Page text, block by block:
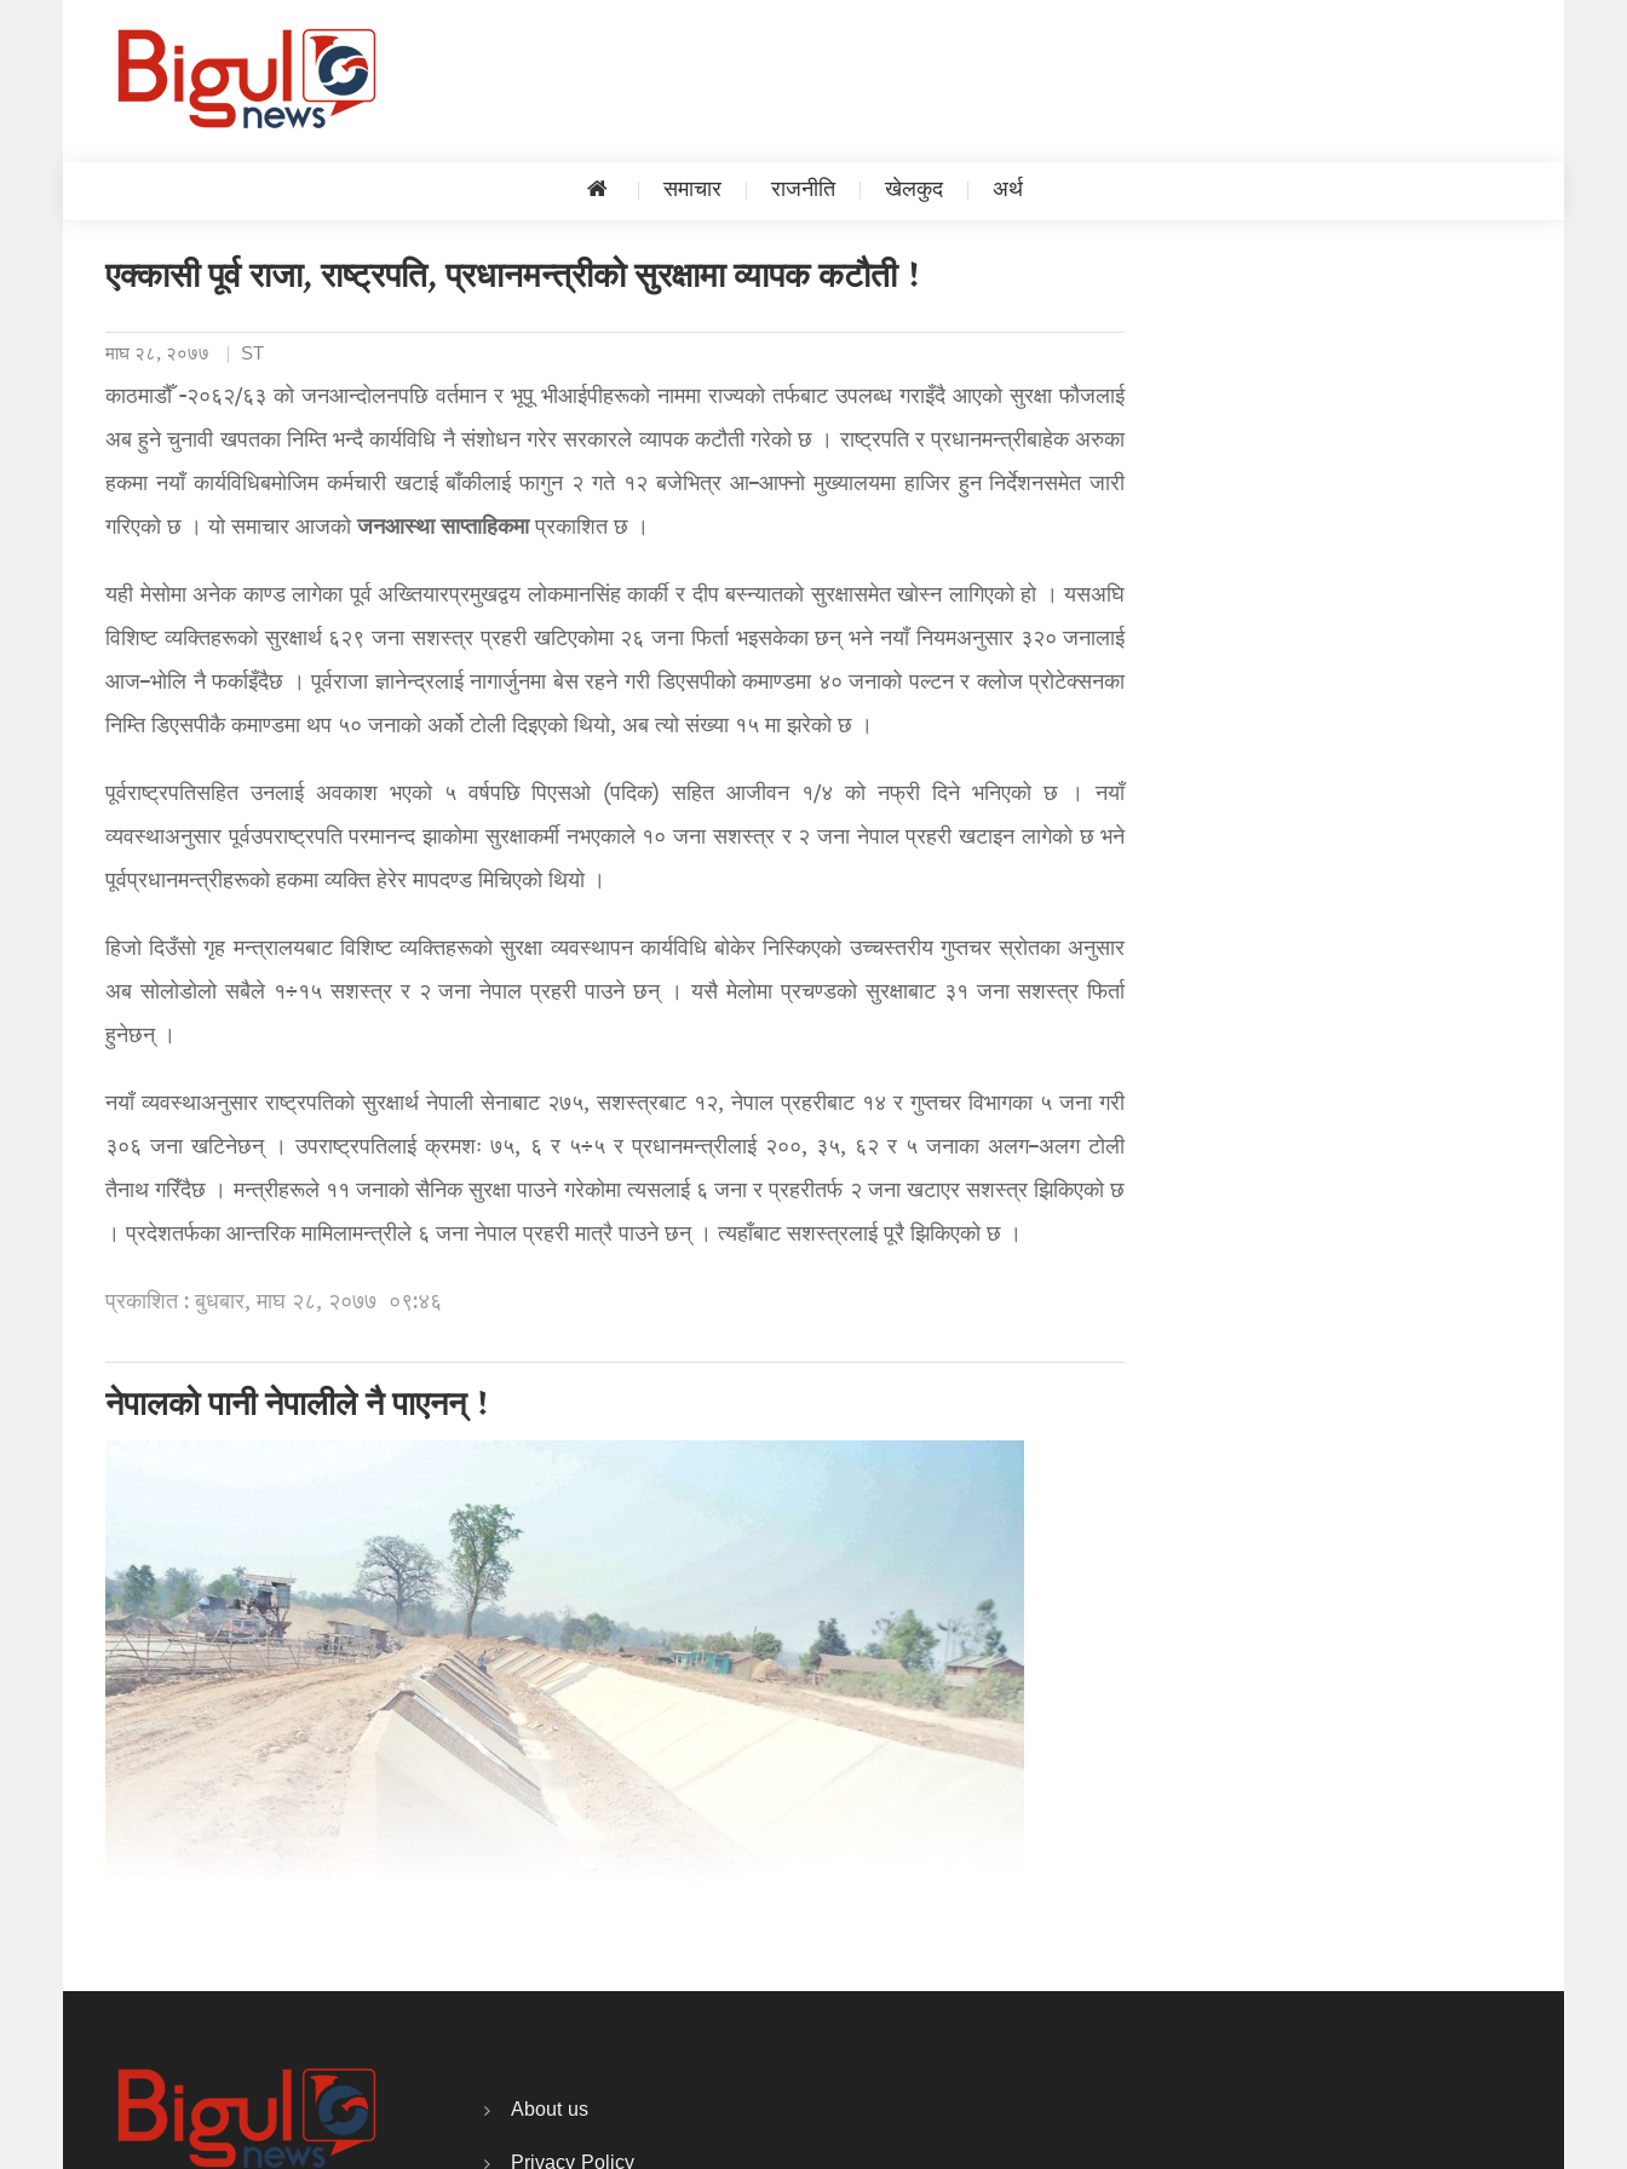
समाचार राजनीति खेलकुद अर्थ
एक्कासी पूर्व राजा, राष्ट्रपति, प्रधानमन्त्रीको सुरक्षामा व्यापक कटौती !
माघ २८, २०७७ ST
काठमाडौँ -२०६२/६३ को जनआन्दोलनपछि वर्तमान र भूपू भीआईपीहरूको नाममा राज्यको तर्फबाट उपलब्ध गराइँदै आएको सुरक्षा फौजलाई
अब हुने चुनावी खपतका निम्ति भन्दै कार्यविधि नै संशोधन गरेर सरकारले व्यापक कटौती गरेको छ । राष्ट्रपति र प्रधानमन्त्रीबाहेक अरुका
हकमा नयाँ कार्यविधिबमोजिम कर्मचारी खटाई बाँकीलाई फागुन २ गते १२ बजेभित्र आ–आफ्नो मुख्यालयमा हाजिर हुन निर्देशनसमेत जारी
गरिएको छ । यो समाचार आजकोजनआस्था साप्ताहिकमाप्रकाशित छ ।
यही मेसोमा अनेक काण्ड लागेका पूर्व अख्तियारप्रमुखद्वय लोकमानसिंह कार्की र दीप बस्न्यातको सुरक्षासमेत खोस्न लागिएको हो । यसअघि
विशिष्ट व्यक्तिहरूको सुरक्षार्थ ६२९ जना सशस्त्र प्रहरी खटिएकोमा २६ जना फिर्ता भइसकेका छन् भने नयाँ नियमअनुसार ३२० जनालाई
आज–भोलि नै फर्काइँदैछ । पूर्वराजा ज्ञानेन्द्रलाई नागार्जुनमा बेस रहने गरी डिएसपीको कमाण्डमा ४० जनाको पल्टन र क्लोज प्रोटेक्सनका
निम्ति डिएसपीकै कमाण्डमा थप ५० जनाको अर्को टोली दिइएको थियो, अब त्यो संख्या १५ मा झरेको छ ।
पूर्वराष्ट्रपतिसहित उनलाई अवकाश भएको ५ वर्षपछि पिएसओ (पदिक) सहित आजीवन १/४ को नफ्री दिने भनिएको छ । नयाँ
व्यवस्थाअनुसार पूर्वउपराष्ट्रपति परमानन्द झाकोमा सुरक्षाकर्मी नभएकाले १० जना सशस्त्र र २ जना नेपाल प्रहरी खटाइन लागेको छ भने
पूर्वप्रधानमन्त्रीहरूको हकमा व्यक्ति हेरेर मापदण्ड मिचिएको थियो ।
हिजो दिउँसो गृह मन्त्रालयबाट विशिष्ट व्यक्तिहरूको सुरक्षा व्यवस्थापन कार्यविधि बोकेर निस्किएको उच्चस्तरीय गुप्तचर स्रोतका अनुसार
अब सोलोडोलो सबैले १÷१५ सशस्त्र र २ जना नेपाल प्रहरी पाउने छन् । यसै मेलोमा प्रचण्डको सुरक्षाबाट ३१ जना सशस्त्र फिर्ता
हुनेछन् ।
नयाँ व्यवस्थाअनुसार राष्ट्रपतिको सुरक्षार्थ नेपाली सेनाबाट २७५, सशस्त्रबाट १२, नेपाल प्रहरीबाट १४ र गुप्तचर विभागका ५ जना गरी
३०६ जना खटिनेछन् । उपराष्ट्रपतिलाई क्रमशः ७५, ६ र ५÷५ र प्रधानमन्त्रीलाई २००, ३५, ६२ र ५ जनाका अलग–अलग टोली
तैनाथ गरिँदैछ । मन्त्रीहरूले ११ जनाको सैनिक सुरक्षा पाउने गरेकोमा त्यसलाई ६ जना र प्रहरीतर्फ २ जना खटाएर सशस्त्र झिकिएको छ
। प्रदेशतर्फका आन्तरिक मामिलामन्त्रीले ६ जना नेपाल प्रहरी मात्रै पाउने छन् । त्यहाँबाट सशस्त्रलाई पूरै झिकिएको छ ।
प्रकाशित : बुधबार, माघ २८, २०७७ ०९:४६
नेपालको पानी नेपालीले नै पाएनन् !
About us